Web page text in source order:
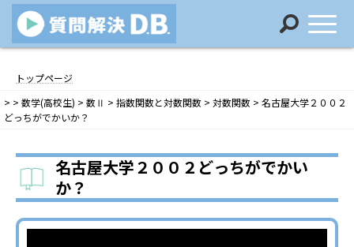
ン
ン
ツ
ス
ッ
ビ
ー
シ
ン
移
トップページ
> > 数学(高校生) > 数Ⅱ > 指数関数と対数関数 > 対数関数 > 名古屋大学２００２
どっちがでかいか？
名古屋大学２００２どっちがでかい
か？